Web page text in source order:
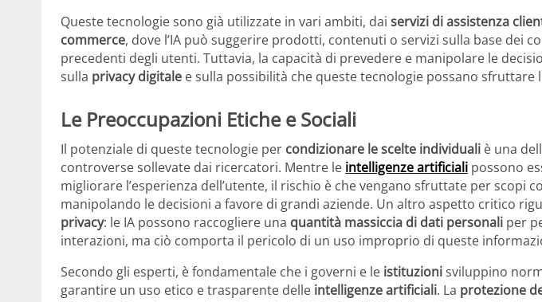
Queste tecnologie sono già utilizzate in vari ambiti, dai servizi di assistenza
commerce, dove l’IA può suggerire prodotti, contenuti o servizi sulla base dei
precedenti degli utenti. Tuttavia, la capacità di prevedere e manipolare le
sulla privacy digitale e sulla possibilità che queste tecnologie possano sfruttare
Le Preoccupazioni Etiche e Sociali
Il potenziale di queste tecnologie per condizionare le scelte individuali è una
controverse sollevate dai ricercatori. Mentre le intelligenze artificiali possono
migliorare l’esperienza dell’utente, il rischio è che vengano sfruttate per scopi
manipolando le decisioni a favore di grandi aziende. Un altro aspetto critico
privacy: le IA possono raccogliere una quantità massiccia di dati personali per
interazioni, ma ciò comporta il pericolo di un uso improprio di queste
Secondo gli esperti, è fondamentale che i governi e le istituzionisviluppino
garantire un uso etico e trasparente delle intelligenze artificiali. La protezione